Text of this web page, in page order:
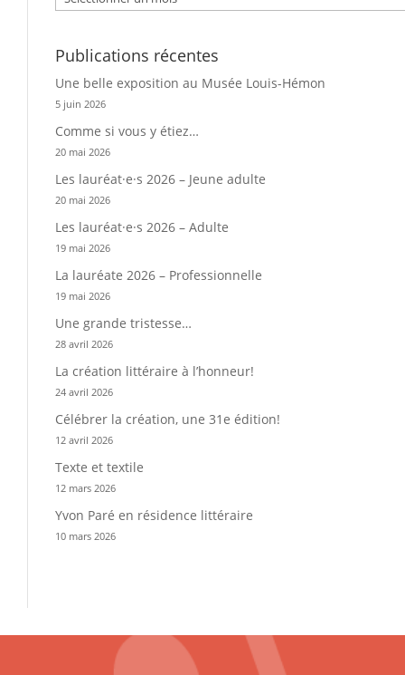
Publications récentes
Une belle exposition au Musée Louis-Hémon
5 juin 2026
Comme si vous y étiez…
20 mai 2026
Les lauréat·e·s 2026 – Jeune adulte
20 mai 2026
Les lauréat·e·s 2026 – Adulte
19 mai 2026
La lauréate 2026 – Professionnelle
19 mai 2026
Une grande tristesse…
28 avril 2026
La création littéraire à l’honneur!
24 avril 2026
Célébrer la création, une 31e édition!
12 avril 2026
Texte et textile
12 mars 2026
Yvon Paré en résidence littéraire
10 mars 2026